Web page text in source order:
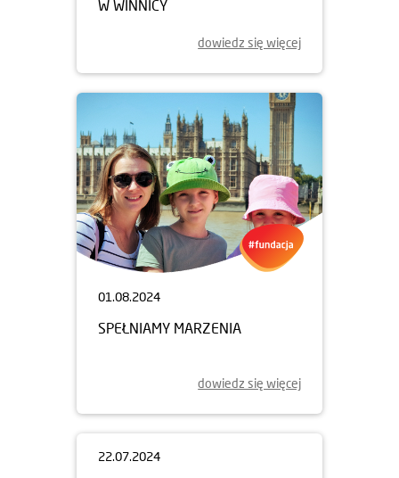
W WINNICY
dowiedz się więcej
01.08.2024
SPEŁNIAMY MARZENIA
dowiedz się więcej
22.07.2024